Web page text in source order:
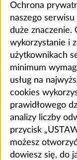
Ochrona
naszego
duże znaczenie.
wykorzystanie i
użytkownikach
minimum
usług na
cookies
prawidłowego
analizy liczby
przycisk
możesz
dowiesz się, do